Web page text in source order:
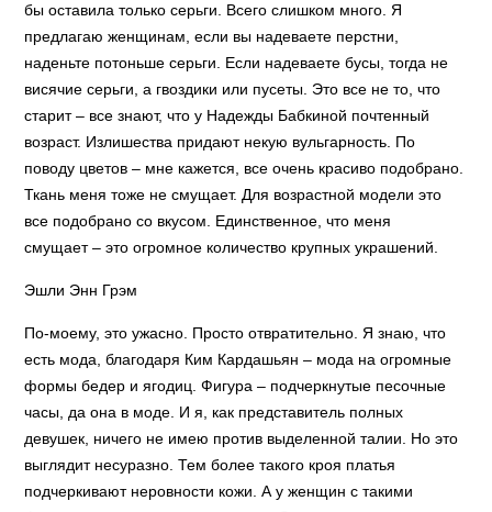
бы оставила только серьги. Всего слишком много. Я
предлагаю женщинам, если вы надеваете перстни,
наденьте потоньше серьги. Если надеваете бусы, тогда не
висячие серьги, а гвоздики или пусеты. Это все не то, что
старит – все знают, что у Надежды Бабкиной почтенный
возраст. Излишества придают некую вульгарность. По
поводу цветов – мне кажется, все очень красиво подобрано.
Ткань меня тоже не смущает. Для возрастной модели это
все подобрано со вкусом. Единственное, что меня
смущает – это огромное количество крупных украшений.
Эшли Энн Грэм
По-моему, это ужасно. Просто отвратительно. Я знаю, что
есть мода, благодаря Ким Кардашьян – мода на огромные
формы бедер и ягодиц. Фигура – подчеркнутые песочные
часы, да она в моде. И я, как представитель полных
девушек, ничего не имею против выделенной талии. Но это
выглядит несуразно. Тем более такого кроя платья
подчеркивают неровности кожи. А у женщин с такими